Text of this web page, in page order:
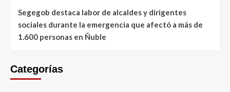
Segegob destaca labor de alcaldes y dirigentes
sociales durante la emergencia que afectó a más de
1.600 personas en Ñuble
Categorías